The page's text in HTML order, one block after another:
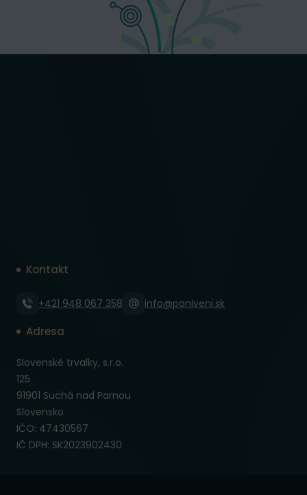
Kontakt
+421 948 067 358 info@poniveni.sk
Adresa
Slovenské trvalky, s.r.o.
125
91901 Suchá nad Parnou
Slovensko
IČO: 47430567
IČ DPH: SK2023902430